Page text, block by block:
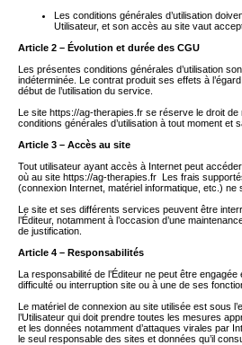
Les conditions générales d’utilisation
Utilisateur, et son accès au site vaut
Article 2 – Évolution et durée des CGU
Les présentes conditions générales d’utilisation
indéterminée. Le contrat produit ses effets à
début de l’utilisation du service.
Le site https://ag-therapies.fr se réserve le droit de
conditions générales d’utilisation à tout moment et
Article 3 – Accès au site
Tout utilisateur ayant accès à Internet peut
où au site https://ag-therapies.fr Les frais
(connexion Internet, matériel informatique, etc.) ne
Le site et ses différents services peuvent être
l’Éditeur, notamment à l’occasion d’une
de justification.
Article 4 – Responsabilités
La responsabilité de l’Éditeur ne peut être engagée
difficulté ou interruption site ou à une de ses
Le matériel de connexion au site utilisée est sous
l’Utilisateur qui doit prendre toutes les mesures
et les données notamment d’attaques virales par
le seul responsable des sites et données qu’il